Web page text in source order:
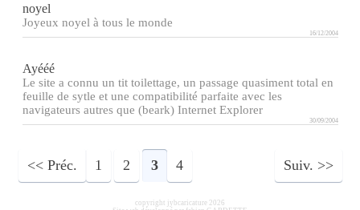
noyel
Joyeux noyel à tous le monde
16/12/2004
Ayééé
Le site a connu un tit toilettage, un passage quasiment total en
feuille de sytle et une compatibilité parfaite avec les
navigateurs autres que (beark) Internet Explorer
30/09/2004
Préc. 1 2 3 4 Suiv.
copyright jybcaricature 2026